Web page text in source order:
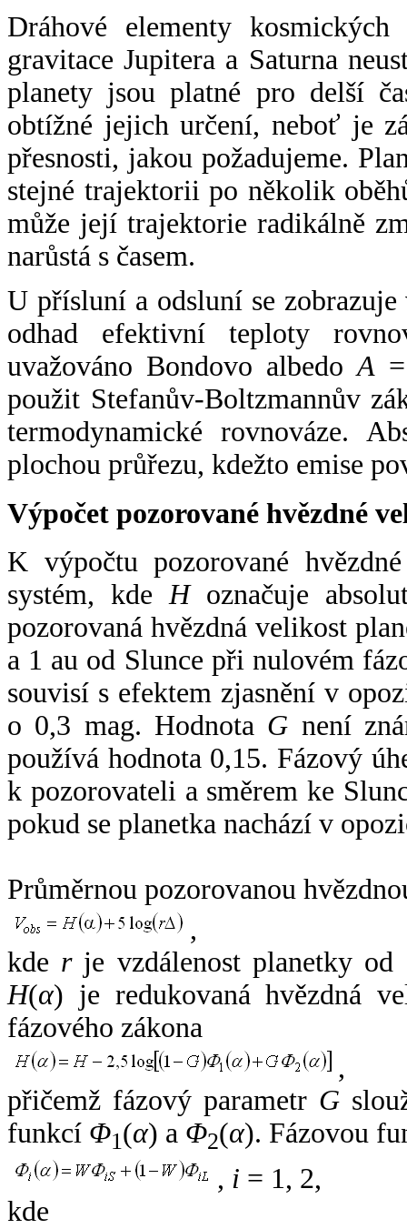
Dráhové elementy
gravitace Jupitera a Saturna
planety jsou platné pro delší
obtížné jejich určení, neboť je
přesnosti, jakou požadujeme.
stejné trajektorii po několik
může její trajektorie radikálně
narůstá s časem.
U přísluní a odsluní se
odhad efektivní teploty
uvažováno Bondovo albedoA
použit Stefanův-Boltzmannův
termodynamické rovnováze.
plochou průřezu, kdežto emise
Výpočet pozorované hvězdné
K výpočtu pozorované
systém, kde Hoznačuje
pozorovaná hvězdná velikost
a 1 au od Slunce při nulovém
souvisí s efektem zjasnění v
o 0,3 mag. Hodnota G není
používá hodnota 0,15. Fázový
k pozorovateli a směrem ke
pokud se planetka nachází v
Průměrnou pozorovanou
,
kde rje vzdálenost planetky od
H(α) je redukovaná hvězdná
fázového zákona
,
přičemž fázový parametr G
funkcí Φ1(α) a Φ2(α). Fázovou
, i = 1, 2,
kde